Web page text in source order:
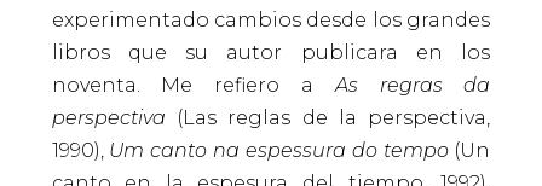
experimentado cambios desde los grandes
libros que su autor publicara en los
noventa. Me refiero aAs regras da
perspectiva (Las reglas de la perspectiva,
1990), Um canto na espessura do tempo(Un